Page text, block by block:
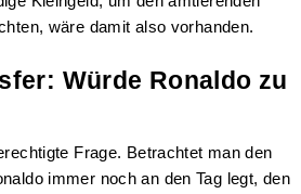
wäre damit also vorhanden.
Würde Ronaldo zu
Frage. Betrachtet man den
immer noch an den Tag legt, den